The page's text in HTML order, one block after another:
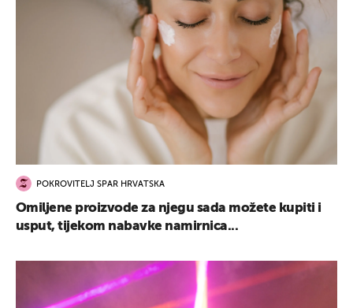
POKROVITELJ SPAR HRVATSKA
Omiljene proizvode za njegu sada možete kupiti i
usput, tijekom nabavke namirnica...